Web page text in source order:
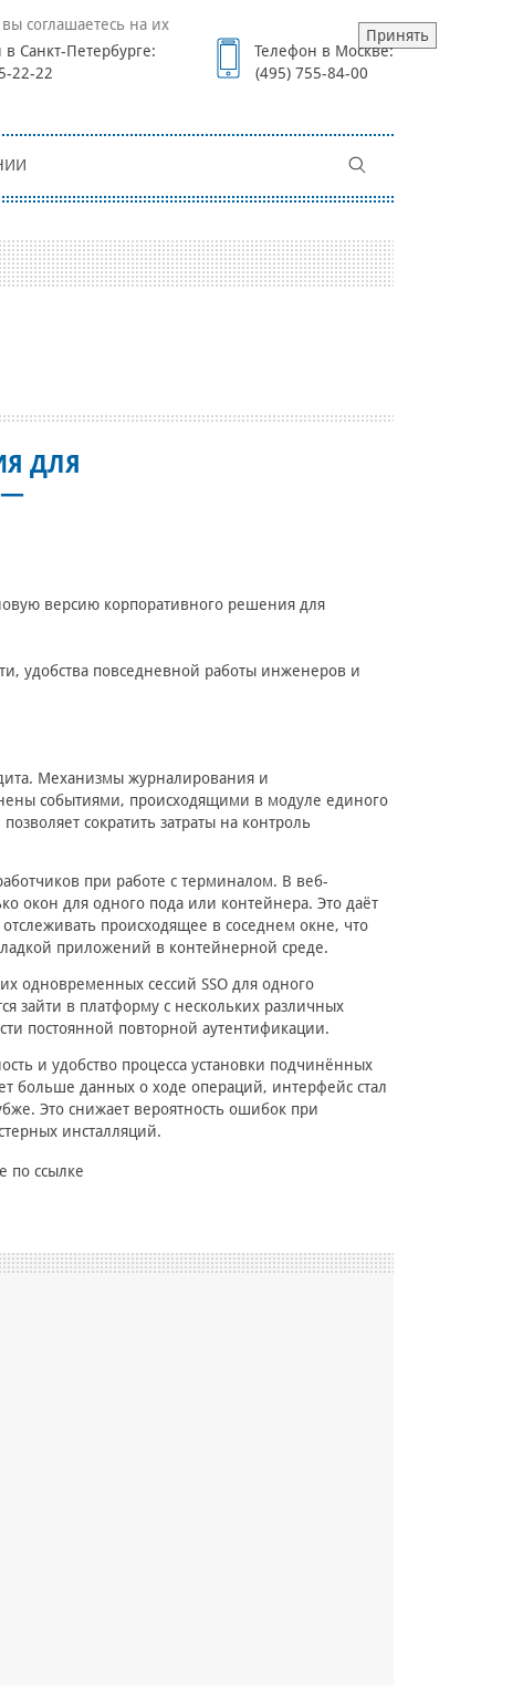
Санкт-Петербурге:
22-22
Телефон в Москве:
(495) 755-84-00
ДЛЯ
—
версию корпоративного решения для
удобства повседневной работы инженеров и
Механизмы журналирования и
событиями, происходящими в модуле единого
сократить затраты на контроль
при работе с терминалом. В веб-
окон для одного пода или контейнера. Это даёт
происходящее в соседнем окне, что
приложений в контейнерной среде.
одновременных сессий SSO для одного
зайти в платформу с нескольких различных
постоянной повторной аутентификации.
и удобство процесса установки подчинённых
больше данных о ходе операций, интерфейс стал
Это снижает вероятность ошибок при
инсталляций.
по ссылке
соглашаетесь на их
Принять